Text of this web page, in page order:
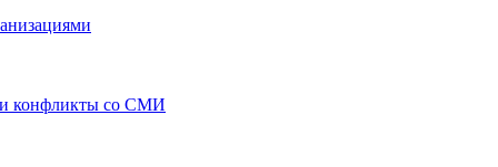
и конфликты со СМИ